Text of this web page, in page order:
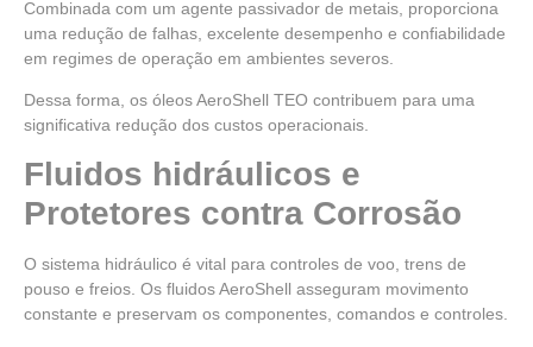
Combinada com um agente passivador de metais, proporciona
uma redução de falhas, excelente desempenho e confiabilidade
em regimes de operação em ambientes severos.
Dessa forma, os óleos AeroShell TEO contribuem para uma
significativa redução dos custos operacionais.
Fluidos hidráulicos e
Protetores contra Corrosão
O sistema hidráulico é vital para controles de voo, trens de
pouso e freios. Os fluidos AeroShell asseguram movimento
constante e preservam os componentes, comandos e controles.